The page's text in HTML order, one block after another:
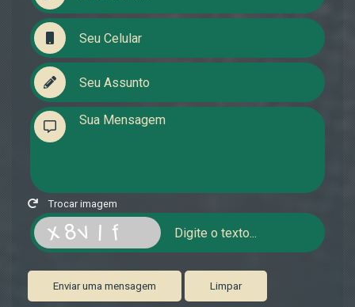
Trocar imagem
Enviar uma mensagem Limpar